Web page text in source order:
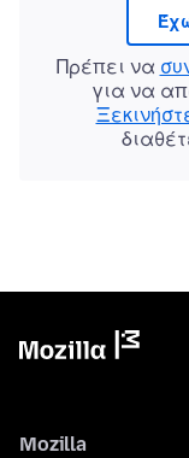
Πρέπει να
για να
Mozilla